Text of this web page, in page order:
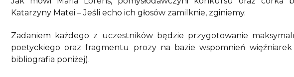
Katarzyny Matei – Jeśli echo ich głosów zamilknie, zginiemy.
Zadaniem każdego z uczestników będzie przygotowanie
poetyckiego oraz fragmentu prozy na bazie wspomnień
bibliografia poniżej).